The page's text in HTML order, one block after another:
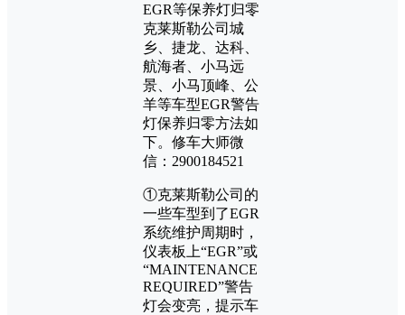
EGR等保养灯归零
克莱斯勒公司城
乡、捷龙、达科、
航海者、小马远
景、小马顶峰、公
羊等车型EGR警告
灯保养归零方法如
下。修车大师微
信：2900184521
①克莱斯勒公司的
一些车型到了EGR
系统维护周期时，
仪表板上“EGR”或
“MAINTENANCE
REQUIRED”警告
灯会变亮，提示车